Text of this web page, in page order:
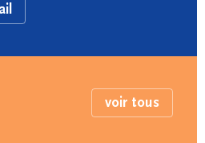
voir tous